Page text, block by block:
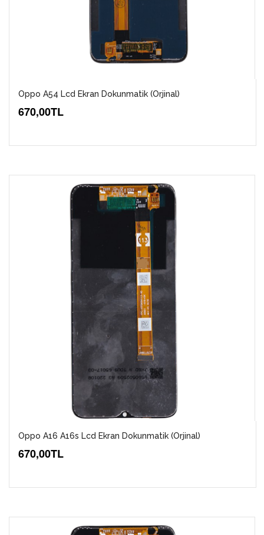
Oppo A54 Lcd Ekran Dokunmatik (Orjinal)
670,00TL
Oppo A16 A16s Lcd Ekran Dokunmatik (Orjinal)
670,00TL